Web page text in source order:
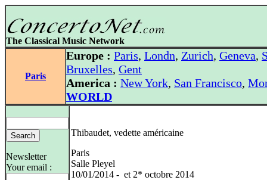
The Classical Music Network
Paris
Europe : Paris, Londn, Zurich, Geneva,
Bruxelles, Gent
America : New York, San Francisco,
WORLD
Newsletter
Your email :
Thibaudet, vedette américaine
Paris
Salle Pleyel
10/01/2014 - et 2* octobre 2014